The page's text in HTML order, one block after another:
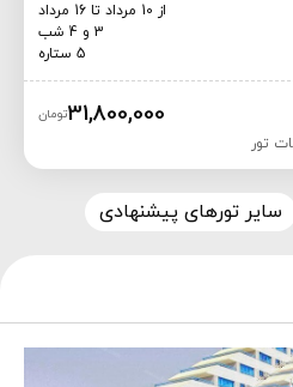
از 10 مرداد تا 16 مرداد
3 و 4 شب
5 ستاره
31,800,000تومان
تور
سایر تورهای پیشنهادی